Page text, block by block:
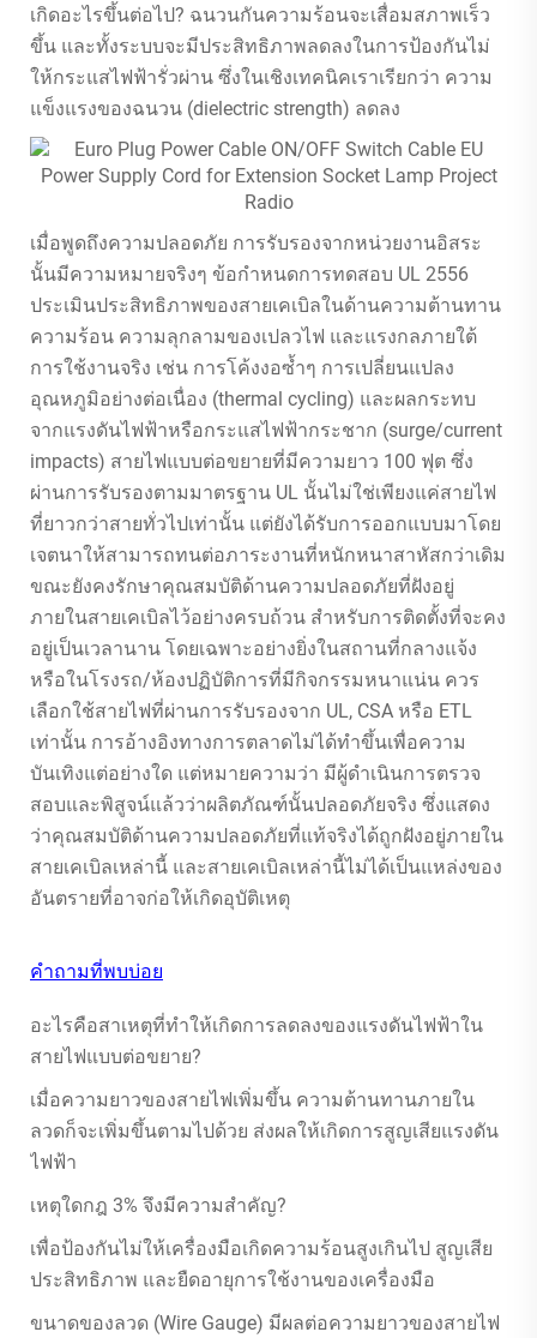
เกิดอะไรขึ้นต่อไป? ฉนวนกันความร้อนจะเสื่อมสภาพเร็ว
ขึ้น และทั้งระบบจะมีประสิทธิภาพลดลงในการป้องกันไม่
ให้กระแสไฟฟ้ารั่วผ่าน ซึ่งในเชิงเทคนิคเราเรียกว่า ความ
แข็งแรงของฉนวน (dielectric strength) ลดลง
เมื่อพูดถึงความปลอดภัย การรับรองจากหน่วยงานอิสระ
นั้นมีความหมายจริงๆ ข้อกำหนดการทดสอบ UL 2556
ประเมินประสิทธิภาพของสายเคเบิลในด้านความต้านทาน
ความร้อน ความลุกลามของเปลวไฟ และแรงกลภายใต้
การใช้งานจริง เช่น การโค้งงอซ้ำๆ การเปลี่ยนแปลง
อุณหภูมิอย่างต่อเนื่อง (thermal cycling) และผลกระทบ
จากแรงดันไฟฟ้าหรือกระแสไฟฟ้ากระชาก (surge/current
impacts) สายไฟแบบต่อขยายที่มีความยาว 100 ฟุต ซึ่ง
ผ่านการรับรองตามมาตรฐาน UL นั้นไม่ใช่เพียงแค่สายไฟ
ที่ยาวกว่าสายทั่วไปเท่านั้น แต่ยังได้รับการออกแบบมาโดย
เจตนาให้สามารถทนต่อภาระงานที่หนักหนาสาหัสกว่าเดิม
ขณะยังคงรักษาคุณสมบัติด้านความปลอดภัยที่ฝังอยู่
ภายในสายเคเบิลไว้อย่างครบถ้วน สำหรับการติดตั้งที่จะคง
อยู่เป็นเวลานาน โดยเฉพาะอย่างยิ่งในสถานที่กลางแจ้ง
หรือในโรงรถ/ห้องปฏิบัติการที่มีกิจกรรมหนาแน่น ควร
เลือกใช้สายไฟที่ผ่านการรับรองจาก UL, CSA หรือ ETL
เท่านั้น การอ้างอิงทางการตลาดไม่ได้ทำขึ้นเพื่อความ
บันเทิงแต่อย่างใด แต่หมายความว่า มีผู้ดำเนินการตรวจ
สอบและพิสูจน์แล้วว่าผลิตภัณฑ์นั้นปลอดภัยจริง ซึ่งแสดง
ว่าคุณสมบัติด้านความปลอดภัยที่แท้จริงได้ถูกฝังอยู่ภายใน
สายเคเบิลเหล่านี้ และสายเคเบิลเหล่านี้ไม่ได้เป็นแหล่งของ
อันตรายที่อาจก่อให้เกิดอุบัติเหตุ
คำถามที่พบบ่อย
อะไรคือสาเหตุที่ทำให้เกิดการลดลงของแรงดันไฟฟ้าใน
สายไฟแบบต่อขยาย?
เมื่อความยาวของสายไฟเพิ่มขึ้น ความต้านทานภายใน
ลวดก็จะเพิ่มขึ้นตามไปด้วย ส่งผลให้เกิดการสูญเสียแรงดัน
ไฟฟ้า
เหตุใดกฎ 3% จึงมีความสำคัญ?
เพื่อป้องกันไม่ให้เครื่องมือเกิดความร้อนสูงเกินไป สูญเสีย
ประสิทธิภาพ และยืดอายุการใช้งานของเครื่องมือ
ขนาดของลวด (Wire Gauge) มีผลต่อความยาวของสายไฟ